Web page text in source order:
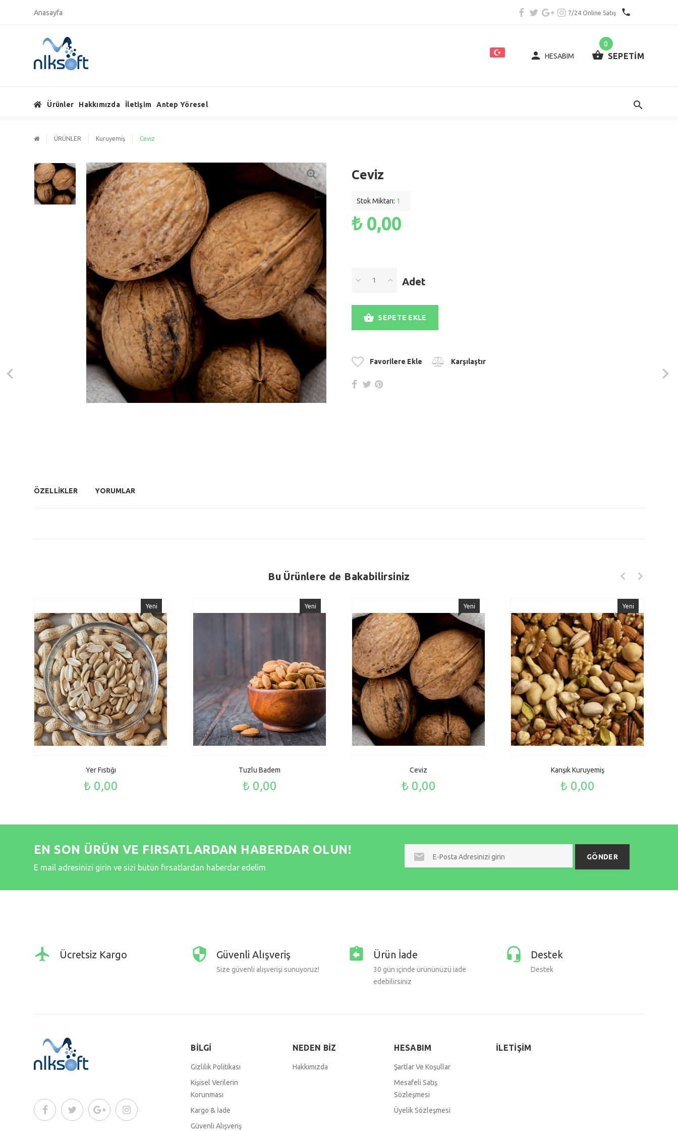
Anasayfa 7/24 Online Satış
HESABIM
0
SEPETİM
Ürünler Hakkımızda İletişim Antep Yöresel
ÜRÜNLER Kuruyemiş Ceviz
Ceviz
Stok Miktarı: 1
₺ 0,00
Adet
SEPETE EKLE
Favorilere Ekle Karşılaştır
ÖZELLİKLER YORUMLAR
Bu Ürünlere de Bakabilirsiniz
Yeni
Yer Fıstığı
₺ 0,00
Yeni
Tuzlu Badem
₺ 0,00
Yeni
Ceviz
₺ 0,00
Yeni
Karışık Kuruyemiş
₺ 0,00
EN SON ÜRÜN VE FIRSATLARDAN HABERDAR OLUN!
E mail adresinizi girin ve sizi bütün fırsatlardan haberdar edelim
posta
GÖNDER
Ücretsiz Kargo Güvenli Alışveriş
Size güvenli alışverişi sunuyoruz!
Ürün İade
30 gün içinde ürününüzü iade
edebilirsiniz
Destek
Destek
BİLGİ
Gizlilik Politikası
Kişisel Verilerin
Korunması
Kargo & İade
Güvenli Alışveriş
NEDEN BİZ
Hakkımızda
HESABIM
Şartlar Ve Koşullar
Mesafeli Satış
Sözleşmesi
Üyelik Sözleşmesi
İLETİŞİM